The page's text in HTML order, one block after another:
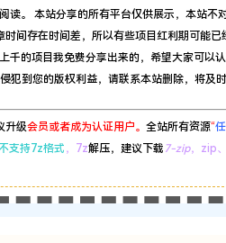
读。 本站分享的所有平台仅供展示，本站
时间存在时间差，所以有些项目红利期可能
千的项目我免费分享出来的，希望大家可以
犯到您的版权利益，请联系本站删除，将及
升级会员或者成为认证用户。 全站所有资源“
支持7z格式 ，7z解压，建议下载 7-zip，zip